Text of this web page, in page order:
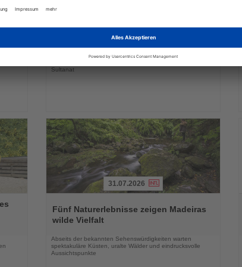
Lesen
Webinarreihe vermittelt Reiseexperten
Wissen über Oman
Drei Online-Seminare beleuchten Landschaften, Kultur,
Sultanat
Sie
die
31.07.2026
Fünf Naturerlebnisse zeigen Madeiras
wilde Vielfalt
Abseits der bekannten Sehenswürdigkeiten warten
spektakuläre Küsten, uralte Wälder und eindrucksvolle
Aussichtspunkte